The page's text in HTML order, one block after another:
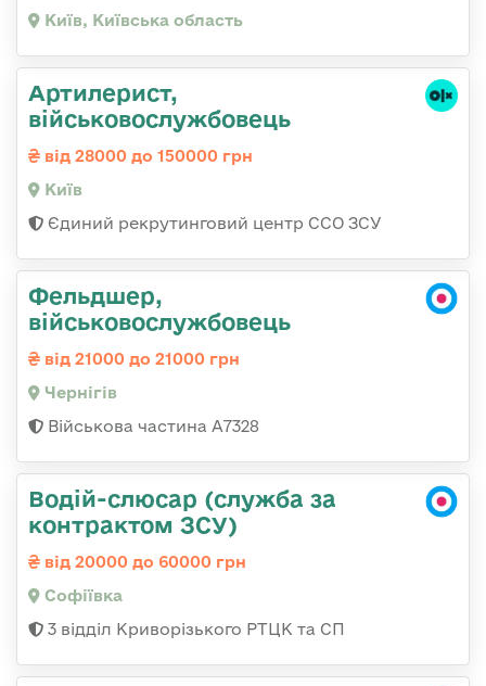
Київ, Київська область
Артилерист,
військовослужбовець
від 28000 до 150000 грн
Київ
Єдиний рекрутинговий центр ССО ЗСУ
Фельдшер,
військовослужбовець
від 21000 до 21000 грн
Чернігів
Військова частина А7328
Водій-слюсар (служба за
контрактом ЗСУ)
від 20000 до 60000 грн
Софіївка
3 відділ Криворізького РТЦК та СП